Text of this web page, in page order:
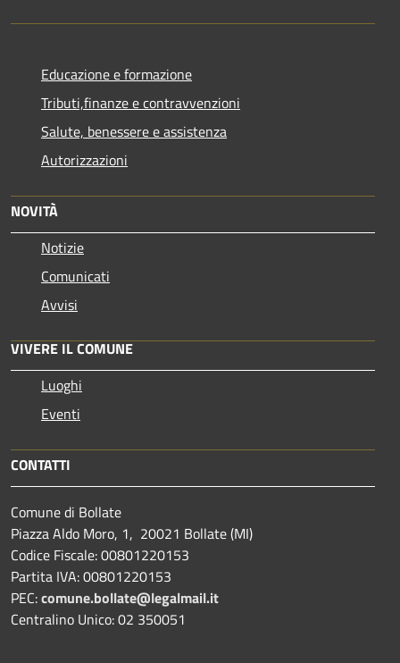
Educazione e formazione
Tributi,finanze e contravvenzioni
Salute, benessere e assistenza
Autorizzazioni
NOVITÀ
Notizie
Comunicati
Avvisi
VIVERE IL COMUNE
Luoghi
Eventi
CONTATTI
Comune di Bollate
Piazza Aldo Moro, 1, 20021 Bollate (MI)
Codice Fiscale: 00801220153
Partita IVA: 00801220153
PEC:comune.bollate@legalmail.it
Centralino Unico: 02 350051